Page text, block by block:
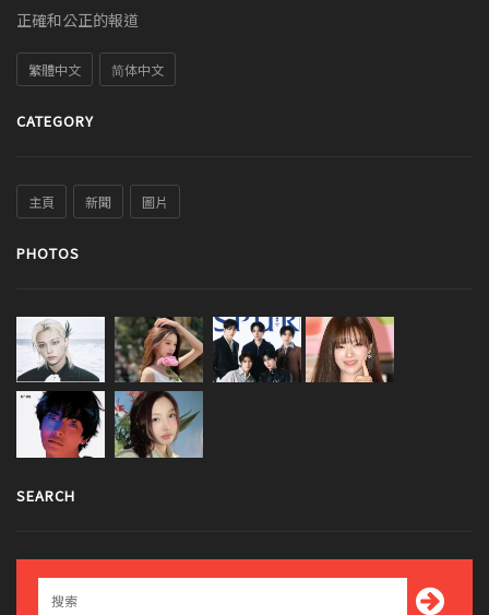
正確和公正的報道
繁體中文 简体中文
CATEGORY
主頁 新聞 圖片
PHOTOS
SEARCH